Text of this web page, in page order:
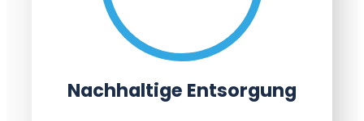
Nachhaltige Entsorgung